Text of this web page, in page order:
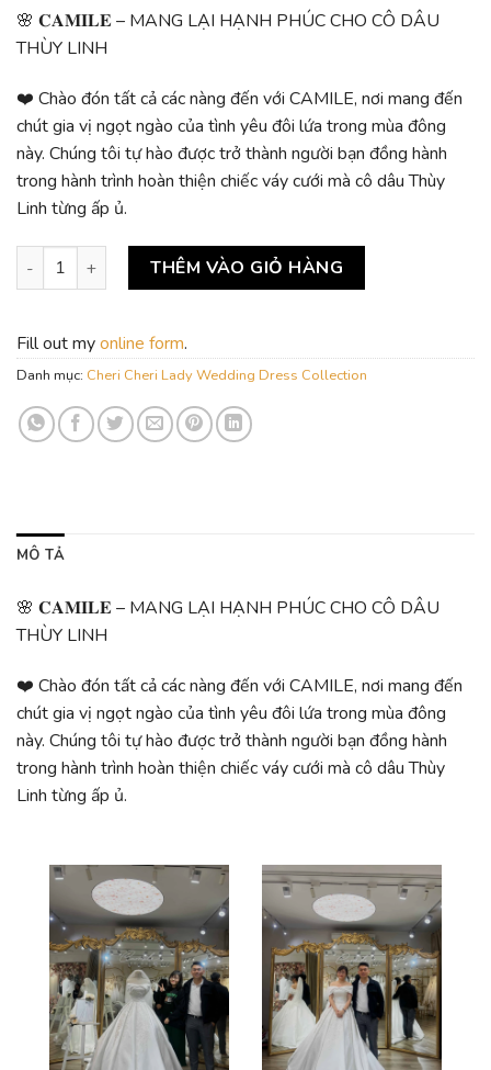
🌸 𝐂𝐀𝐌𝐈𝐋𝐄 – MANG LẠI HẠNH PHÚC CHO CÔ DÂU
THÙY LINH
❤️ Chào đón tất cả các nàng đến với CAMILE, nơi mang đến
chút gia vị ngọt ngào của tình yêu đôi lứa trong mùa đông
này. Chúng tôi tự hào được trở thành người bạn đồng hành
trong hành trình hoàn thiện chiếc váy cưới mà cô dâu Thùy
Linh từng ấp ủ.
Thiết kế may đo váy cưới cô dâu Thùy Linh số lượng
THÊM VÀO GIỎ HÀNG
Fill out myonline form.
Danh mục: Cheri Cheri Lady Wedding Dress Collection
MÔ TẢ
🌸 𝐂𝐀𝐌𝐈𝐋𝐄 – MANG LẠI HẠNH PHÚC CHO CÔ DÂU
THÙY LINH
❤️ Chào đón tất cả các nàng đến với CAMILE, nơi mang đến
chút gia vị ngọt ngào của tình yêu đôi lứa trong mùa đông
này. Chúng tôi tự hào được trở thành người bạn đồng hành
trong hành trình hoàn thiện chiếc váy cưới mà cô dâu Thùy
Linh từng ấp ủ.